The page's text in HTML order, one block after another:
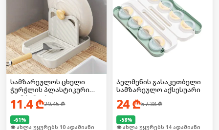
სამზარეულოს ცხელი
ჭურჭლის პლასტიკური
დამჭერი/ საკიდი
11.4₾29.45₾
-61%
🛒 ბოლო 24სთ-ში იყიდა 18-მა
პელმენის გასაკეთბელი
სამზარეულო აქსესუარი
24₾57.38₾
-58%
🛒 ბოლო 24სთ-ში იყიდა 18-მა